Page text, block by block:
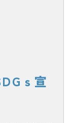
ｓ宣